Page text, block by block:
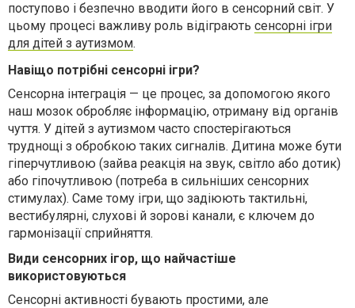
поступово і безпечно вводити його в сенсорний світ. У
цьому процесі важливу роль відіграють сенсорні ігри
для дітей з аутизмом.
Навіщо потрібні сенсорні ігри?
Сенсорна інтеграція — це процес, за допомогою якого
наш мозок обробляє інформацію, отриману від органів
чуття. У дітей з аутизмом часто спостерігаються
труднощі з обробкою таких сигналів. Дитина може бути
гіперчутливою (зайва реакція на звук, світло або дотик)
або гіпочутливою (потреба в сильніших сенсорних
стимулах). Саме тому ігри, що задіюють тактильні,
вестибулярні, слухові й зорові канали, є ключем до
гармонізації сприйняття.
Види сенсорних ігор, що найчастіше
використовуються
Сенсорні активності бувають простими, але